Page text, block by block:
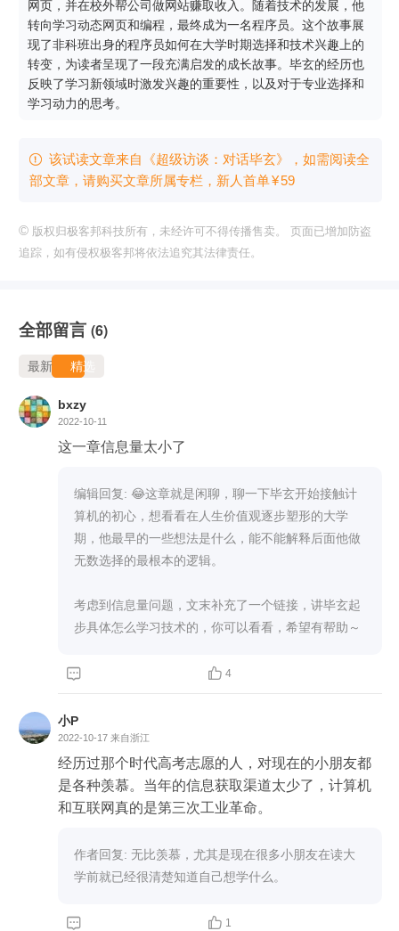
网页，并在校外帮公司做网站赚取收入。随着技术的发展，他
转向学习动态网页和编程，最终成为一名程序员。这个故事展
现了非科班出身的程序员如何在大学时期选择和技术兴趣上的
转变，为读者呈现了一段充满启发的成长故事。毕玄的经历也
反映了学习新领域时激发兴趣的重要性，以及对于专业选择和
学习动力的思考。
 该试读文章来自《超级访谈：对话毕玄》，如需阅读全
部文章，请购买文章所属专栏 ，新⼈⾸单¥59
© 版权归极客邦科技所有，未经许可不得传播售卖。 页面已增加防盗
追踪，如有侵权极客邦将依法追究其法律责任。
全部留言 (6)
最新 精选
bxzy
2022-10-11
这一章信息量太小了
编辑回复: 😂这章就是闲聊，聊一下毕玄开始接触计
算机的初心，想看看在人生价值观逐步塑形的大学
期，他最早的一些想法是什么，能不能解释后面他做
无数选择的最根本的逻辑。
考虑到信息量问题，文末补充了一个链接，讲毕玄起
步具体怎么学习技术的，你可以看看，希望有帮助～
  4
小P
2022-10-17 来自浙江
经历过那个时代高考志愿的人，对现在的小朋友都
是各种羡慕。当年的信息获取渠道太少了，计算机
和互联网真的是第三次工业革命。
作者回复: 无比羡慕，尤其是现在很多小朋友在读大
学前就已经很清楚知道自己想学什么。
  1